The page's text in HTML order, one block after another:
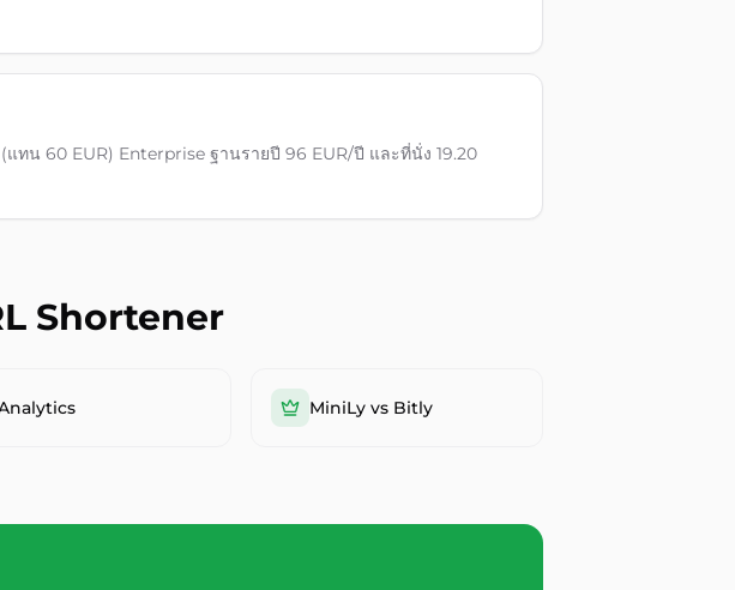
ทน 60 EUR) Enterprise ฐานรายปี 96 EUR/ปี และที่นั่ง 19.20
Shortener
MiniLy vs Bitly